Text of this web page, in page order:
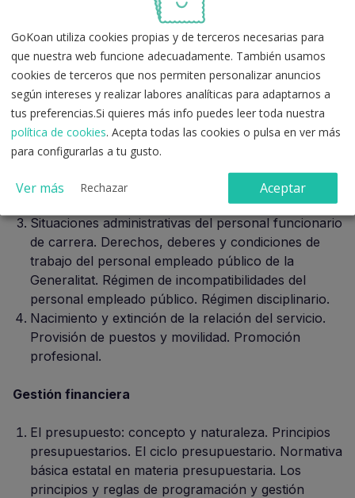
aplicación de la ley. Organización de la
administración de la Generalitat en materia de
función pública.
Personal al servicio de las administraciones
públicas: Concepto y clases de personal empleado
público; Dirección Pública Profesional. Estructura y
ordenación del empleo público: Estructuración del
empleo público. Estructura y ordenación del
trabajo; Instrumentos de planificación y ordenación
del empleo público; Registros de personal.
Situaciones administrativas del personal funcionario
de carrera. Derechos, deberes y condiciones de
trabajo del personal empleado público de la
Generalitat. Régimen de incompatibilidades del
personal empleado público. Régimen disciplinario.
Nacimiento y extinción de la relación del servicio.
Provisión de puestos y movilidad. Promoción
profesional.
Gestión financiera
El presupuesto: concepto y naturaleza. Principios
presupuestarios. El ciclo presupuestario. Normativa
básica estatal en materia presupuestaria. Los
principios y reglas de programación y gestión
GoKoan utiliza cookies propias y de terceros necesarias para
que nuestra web funcione adecuadamente. También usamos
cookies de terceros que nos permiten personalizar anuncios
según intereses y realizar labores analíticas para adaptarnos a
tus preferencias.Si quieres más info puedes leer toda nuestra
política de cookies. Acepta todas las cookies o pulsa en ver más
para configurarlas a tu gusto.
Ver más Rechazar Aceptar